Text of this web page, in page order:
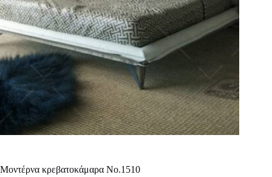
Μοντέρνα κρεβατοκάμαρα Νο.1510